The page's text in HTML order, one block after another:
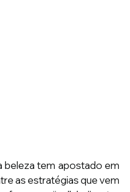
tem apostado em
as estratégias que vem